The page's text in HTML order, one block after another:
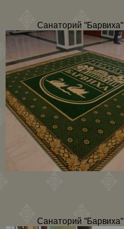
Санаторий "Барвиха"
Санаторий "Барвиха"